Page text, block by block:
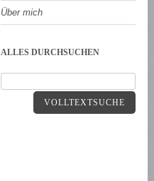
Über mich
ALLES DURCHSUCHEN
VOLLTEXTSUCHE